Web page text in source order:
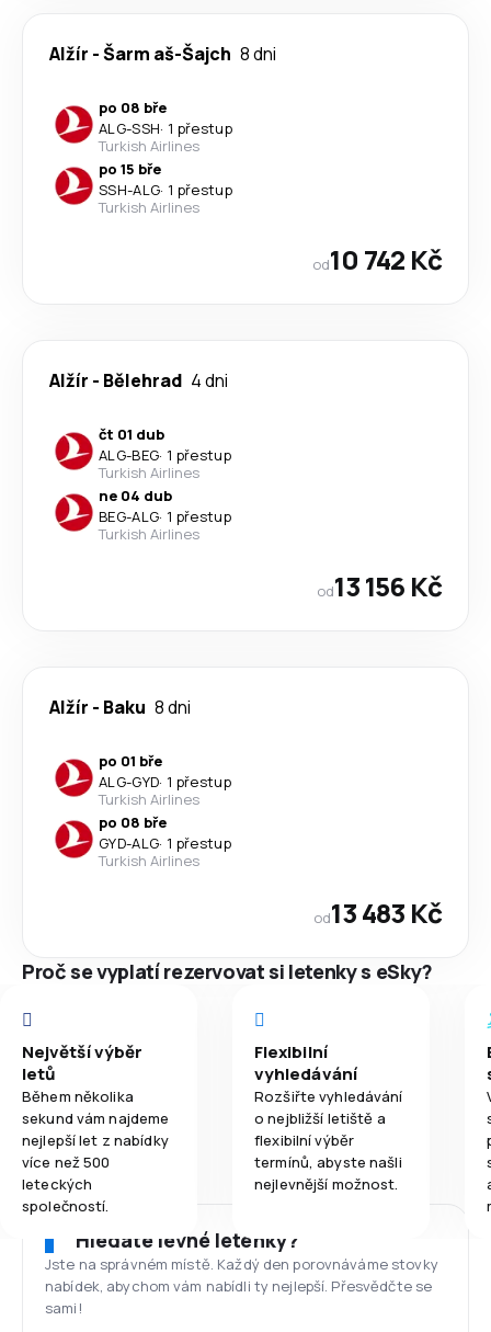
Alžír -Šarm aš-Šajch 8 dni
po 08 bře
ALG-SSH· 1 přestup
Turkish Airlines
po 15 bře
SSH-ALG· 1 přestup
Turkish Airlines
od10 742 Kč
Alžír - Bělehrad 4 dni
čt 01 dub
ALG-BEG· 1 přestup
Turkish Airlines
ne 04 dub
BEG-ALG· 1 přestup
Turkish Airlines
od13 156 Kč
Alžír - Baku 8 dni
po 01 bře
ALG-GYD· 1 přestup
Turkish Airlines
po 08 bře
GYD-ALG· 1 přestup
Turkish Airlines
od13 483 Kč
Proč se vyplatí rezervovat si letenky s eSky?
Největší výběr
letů
Během několika
sekund vám najdeme
nejlepší let z nabídky
více než 500
leteckých
společností.
Flexibilní
vyhledávání
Rozšiřte vyhledávání
o nejbližší letiště a
flexibilní výběr
termínů, abyste našli
nejlevnější možnost.
Hledáte levné letenky?
Jste na správném místě. Každý den porovnáváme stovky
nabídek, abychom vám nabídli ty nejlepší. Přesvědčte se
sami!